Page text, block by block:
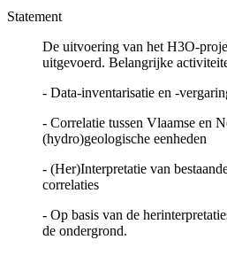
Statement
De uitvoering van het H3O-
uitgevoerd. Belangrijke
- Data-inventarisatie en -
- Correlatie tussen Vlaamse en
(hydro)geologische eenheden
- (Her)Interpretatie van
correlaties
- Op basis van de
de ondergrond.